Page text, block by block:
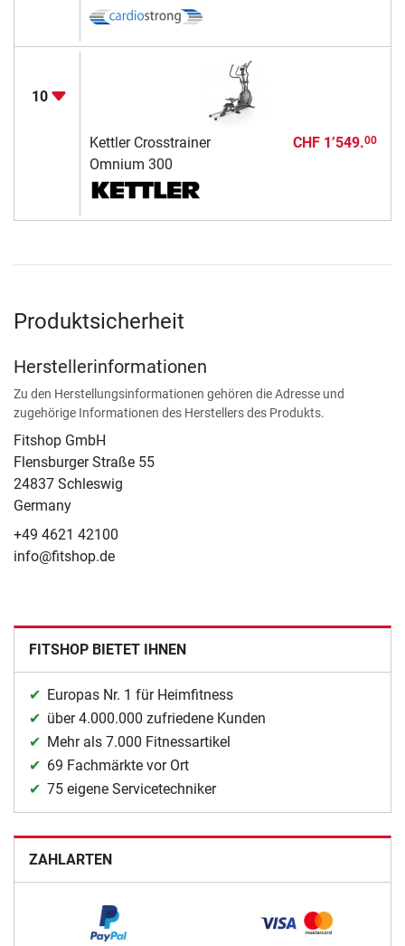
10
Kettler Crosstrainer
Omnium 300
CHF 1’549.00
Produktsicherheit
Herstellerinformationen
Zu den Herstellungsinformationen gehören die Adresse und
zugehörige Informationen des Herstellers des Produkts.
Fitshop GmbH
Flensburger Straße 55
24837 Schleswig
Germany
+49 4621 42100
info@fitshop.de
FITSHOP BIETET IHNEN
Europas Nr. 1 für Heimfitness
über 4.000.000 zufriedene Kunden
Mehr als 7.000 Fitnessartikel
69 Fachmärkte vor Ort
75 eigene Servicetechniker
ZAHLARTEN